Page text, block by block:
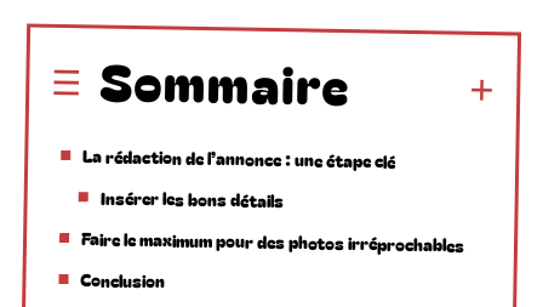
Sommaire
La rédaction de l’annonce : une étape clé
Insérer les bons détails
Faire le maximum pour des photos irréprochables
Conclusion